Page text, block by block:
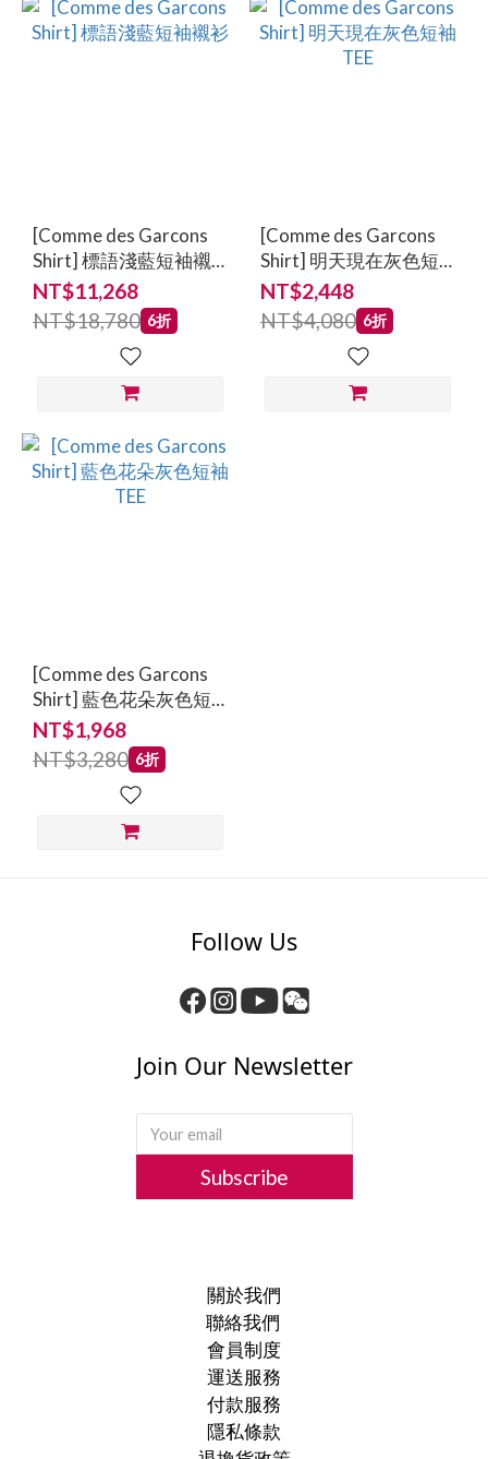
[Comme des Garcons
Shirt] 標語淺藍短袖襯
衫
NT$11,268
NT$18,780 6折
[Comme des Garcons
Shirt] 明天現在灰色短
袖TEE
NT$2,448
NT$4,080 6折
[Comme des Garcons
Shirt] 藍色花朵灰色短
袖TEE
NT$1,968
NT$3,280 6折
Follow Us
Join Our Newsletter
Subscribe
關於我們
聯絡我們
會員制度
運送服務
付款服務
隱私條款